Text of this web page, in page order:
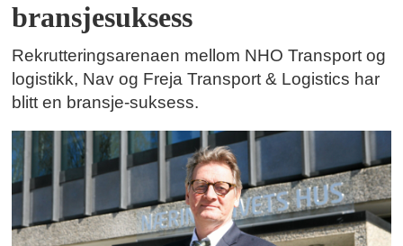
bransjesuksess
Rekrutteringsarenaen mellom NHO Transport og
logistikk, Nav og Freja Transport & Logistics har
blitt en bransje-suksess.